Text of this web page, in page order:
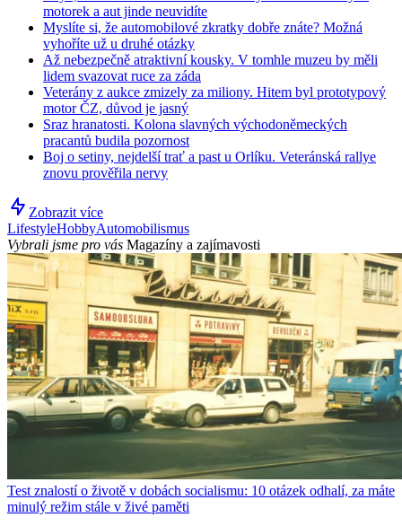
motorek a aut jinde neuvidíte
Myslíte si, že automobilové zkratky dobře znáte? Možná
vyhoříte už u druhé otázky
Až nebezpečně atraktivní kousky. V tomhle muzeu by měli
lidem svazovat ruce za záda
Veterány z aukce zmizely za miliony. Hitem byl prototypový
motor ČZ, důvod je jasný
Sraz hranatosti. Kolona slavných východoněmeckých
pracantů budila pozornost
Boj o setiny, nejdelší trať a past u Orlíku. Veteránská rallye
znovu prověřila nervy
Zobrazit více
LifestyleHobbyAutomobilismus
Vybrali jsme pro vás Magazíny a zajímavosti
Test znalostí o životě v dobách socialismu: 10 otázek odhalí, za máte
minulý režim stále v živé paměti